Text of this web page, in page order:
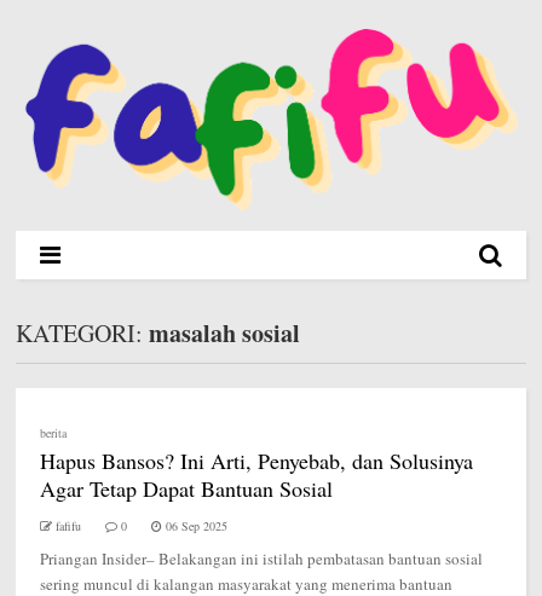
KATEGORI:masalah sosial
berita
Hapus Bansos? Ini Arti, Penyebab, dan Solusinya
Agar Tetap Dapat Bantuan Sosial
fafifu 0 06 Sep 2025
Priangan Insider– Belakangan ini istilah pembatasan bantuan sosial
sering muncul di kalangan masyarakat yang menerima bantuan